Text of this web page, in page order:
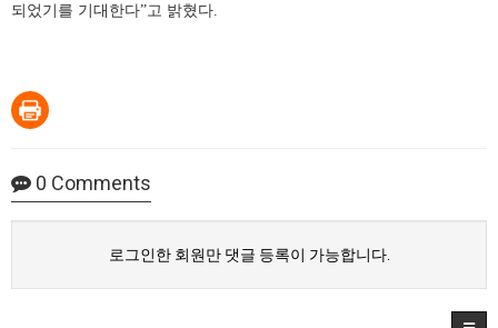
되었기를 기대한다”고 밝혔다.
0 Comments
로그인한 회원만 댓글 등록이 가능합니다.